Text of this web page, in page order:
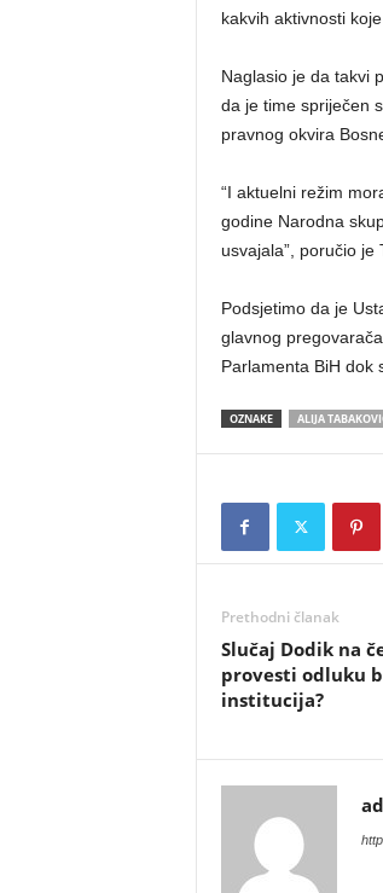
kakvih aktivnosti
Naglasio je da takvi
da je time spriječen
pravnog okvira
“I aktuelni režim
godine Narodna
usvajala”, poručio je
Podsjetimo da je
glavnog
Parlamenta BiH dok
OZNAKE ALIJA
Prethodni članak
Slučaj Dodik na
provesti odluku
institucija?